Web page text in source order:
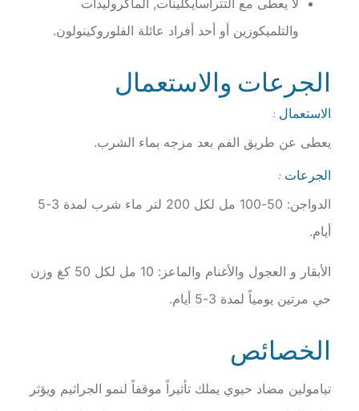
والتلميكوزين أو أحد أفراد عائلة الفلوروكينولون.
الجرعات والاستعمال
الاستعمال :
يعطى عن طريق الفم بعد مزجه بماء الشرب.
الجرعات :
الدواجن: 50-100 مل لكل 200 لتر ماء شرب لمدة 3-5
أيام.
الأبقار و العجول والأغنام والماعز: 10 مل لكل 50 كغ وزن
حي مرتين يومياً لمدة 3-5 أيام.
الخصائص
تيامولين مضاد حيوي يملك تأثيراً موقفاً لنمو الجراثيم ويؤثر